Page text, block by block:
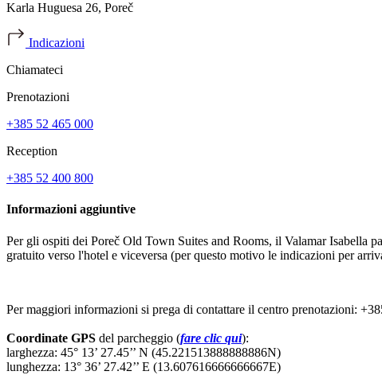
Karla Huguesa 26, Poreč
Indicazioni
Chiamateci
Prenotazioni
+385 52 465 000
Reception
+385 52 400 800
Informazioni aggiuntive
Per gli ospiti dei Poreč Old Town Suites and Rooms, il Valamar Isabella
gratuito verso l'hotel e viceversa (per questo motivo le indicazioni per
Per maggiori informazioni si prega di contattare il centro prenotazioni:
Coordinate GPS del parcheggio (fare clic qui):
larghezza: 45° 13’ 27.45’’ N (45.221513888888886N)
lunghezza: 13° 36’ 27.42’’ E (13.607616666666667E)